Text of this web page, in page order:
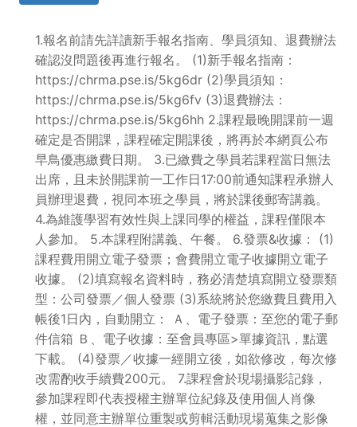
1.報名前請先詳讀新手報名指南、學員須知、退費辦法
確認沒問題後再進行報名。 (1)新手報名指南：
https://chrma.pse.is/5kg6dr (2)學員須知：
https://chrma.pse.is/5kg6fv (3)退費辦法：
https://chrma.pse.is/5kg6hh 2.課程最晚開課前一週
確定是否開課，課程確定開課後，將再於本網頁公布
早鳥優惠繳費日期。 3.已繳費之學員若課程當日無法
出席，且未於開課前一工作日17:00前通知課程承辦人
員辦理退費，視同本班之學員，將於課後郵寄講義。
4.為維護學習有效性與上課同學的權益，課程僅限本
人參加。 5.本課程附講義、午餐。 6.發票&收據： (1)
課程費用開立電子發票；會費開立電子收據開立電子
收據。 (2)填寫報名資料時，務必清楚填寫開立發票類
型：公司發票／個人發票 (3)系統將於您繳費且費用入
帳後1日內，自動開立： Ａ、電子發票：至您的電子郵
件信箱 Ｂ、電子收據：至會員專區>單據資訊，點選
下載。 (4)發票／收據一經開立後，如欲修改，每次修
改需酌收手續費200元。 7.課程會於現場攝影記錄，
參加課程即代表授權主辦單位紀錄及使用個人肖像
權，並同意主辦單位重製或剪輯活動現場蒐集之影像